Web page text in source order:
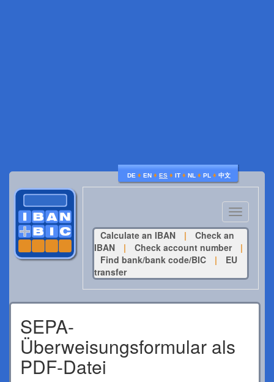
DE ♦ EN ♦ ES ♦ IT ♦ NL ♦ PL ♦ 中文
Toggle
navigation
Calculate an IBAN
|
Check an
IBAN
| Check account number
|
Find bank/bank code/BIC
|
EU
transfer
SEPA-
Überweisungsformular als
PDF-Datei